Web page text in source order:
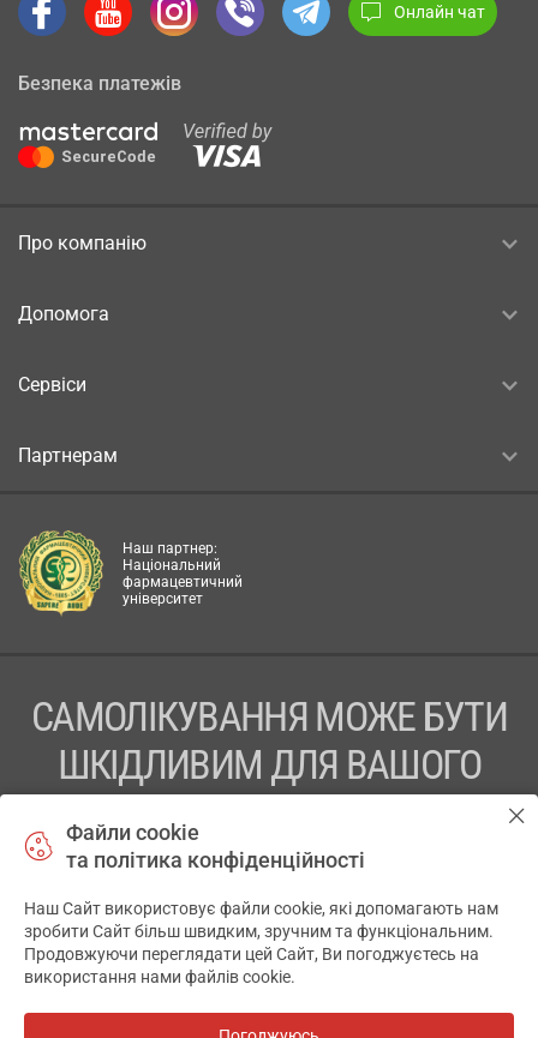
Онлайн чат
Безпека платежів
Про компанію
Допомога
Сервіси
Партнерам
Наш партнер:
Національний
фармацевтичний
університет
САМОЛІКУВАННЯ МОЖЕ БУТИ
ШКІДЛИВИМ ДЛЯ ВАШОГО
ПЕРЕД ЗАСТОСУВАННЯМ ПРЕПАРАТУ ПРОКОНСУЛЬТУЙТЕСЬ
ТОВ «АПТЕКА 911.ЮА» Код ЄДРПОУ 43631965.
Відмова від відповідальності
© 2014-2026. Медична інформаційна система АПТЕКА911.ЮА
Файли cookie
та політика конфіденційності
Наш Сайт використовує файли cookie, які допомагають нам
зробити Сайт більш швидким, зручним та функціональним.
Продовжуючи переглядати цей Сайт, Ви погоджуєтесь на
використання нами файлів cookie.
✕